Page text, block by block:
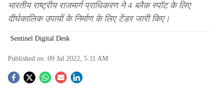
भारतीय राष्ट्रीय राजमार्ग प्राधिकरण ने 4 ब्लैक स्पॉट के लिए
दीर्घकालिक उपायों के निर्माण के लिए टेंडर जारी किए।
Sentinel Digital Desk
Published on :09 Jul 2022, 5:11 AM
S